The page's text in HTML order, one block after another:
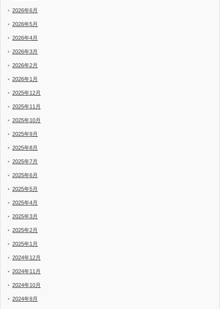
2026年6月
2026年5月
2026年4月
2026年3月
2026年2月
2026年1月
2025年12月
2025年11月
2025年10月
2025年9月
2025年8月
2025年7月
2025年6月
2025年5月
2025年4月
2025年3月
2025年2月
2025年1月
2024年12月
2024年11月
2024年10月
2024年9月